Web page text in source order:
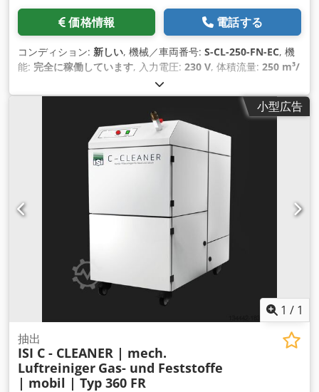
価格情報 電話する
コンディション: 新しい, 機械／車両番号: S-CL-250-FN-EC, 機
能: 完全に稼働しています, 入力電圧: 230 V, 体積流量: 250 m³/
340 mm
kg（キログラム）, 装備:銘板あり, ISI のクリーナー メカニカ
ルエアフィルター装置（はんだ煙） 最大 2 台のワークステーシ
ョンに対応 タイプ: 250FN バージョン: モバイル コントロール:
なし ECを備えた横型モバイル機械式空気清浄機 はんだ煙を分
離する遠心ファン。 技術的な説明: 風量: - 240 m3/h (体積流量)
- 170 m3/h (有効空気出力) Dcedpfxsvrylfj Aqgjk (検出素子の
ないフィルター構成による) 吸気口：2×NW50mm（後部） フ
ィルター装置: - プレフィルター G4 - HEPAフィルターH13 ・活
性炭カセット（2.5kg、詰め替え可能） カラー：RAL 7035 ライ
トグレー（オプション：特別色） 電圧: 230V 周波数: 50Hz 保
護等級：IP54 ファン技術：省エネEC技術 空気出力: 調整不可
寸法：長さ340mm / 幅430mm / 高さ600mm 重量: 35kg
小型広告
1 / 1
抽出
ISI C - CLEANER | mech.
Luftreiniger Gas- und Feststoffe
| mobil | Typ 360 FR